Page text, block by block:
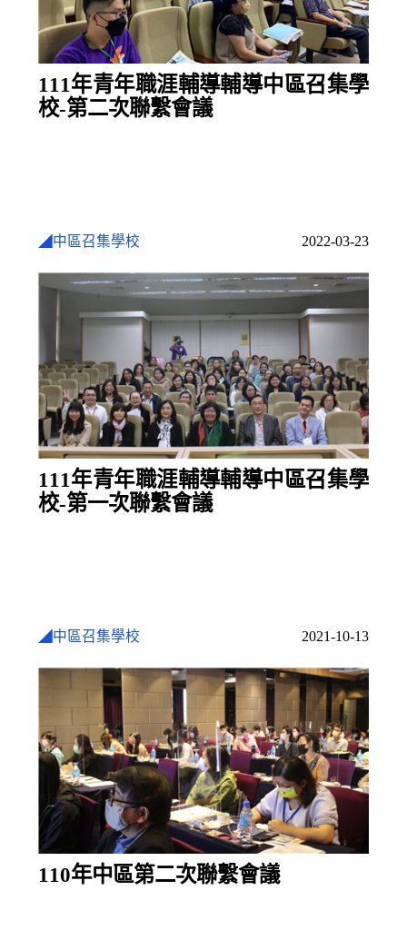
111年青年職涯輔導輔導中區召集學
校-第二次聯繫會議
◢中區召集學校 2022-03-23
111年青年職涯輔導輔導中區召集學
校-第一次聯繫會議
◢中區召集學校 2021-10-13
110年中區第二次聯繫會議